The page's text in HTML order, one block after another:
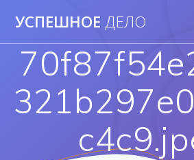
УСПЕШНОЕ ДЕЛО